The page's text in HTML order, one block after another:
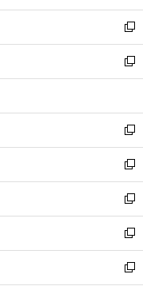
開
く
ウ
で
開
く
ン
ド
ウ
で
開
ウ
ィ
ン
ド
ウ
開
く
し
い
ウ
ィ
ン
ウ
で
開
く
新
し
い
ウ
ン
ド
ウ
で
開
く
新
し
ウ
ィ
ン
ド
ウ
で
開
く
新
し
い
ウ
ィ
ン
ド
ウ
で
開
新
し
い
ウ
ィ
ン
ド
ウ
新
し
い
ウ
ィ
ン
新
し
い
ウ
新
し